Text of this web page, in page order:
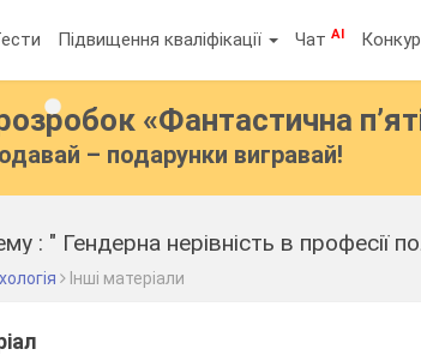
Підвищення кваліфікації ЧатAI
«Фантастична
– подарунки вигравай!
: " Гендерна нерівність в професії
Інші матеріали